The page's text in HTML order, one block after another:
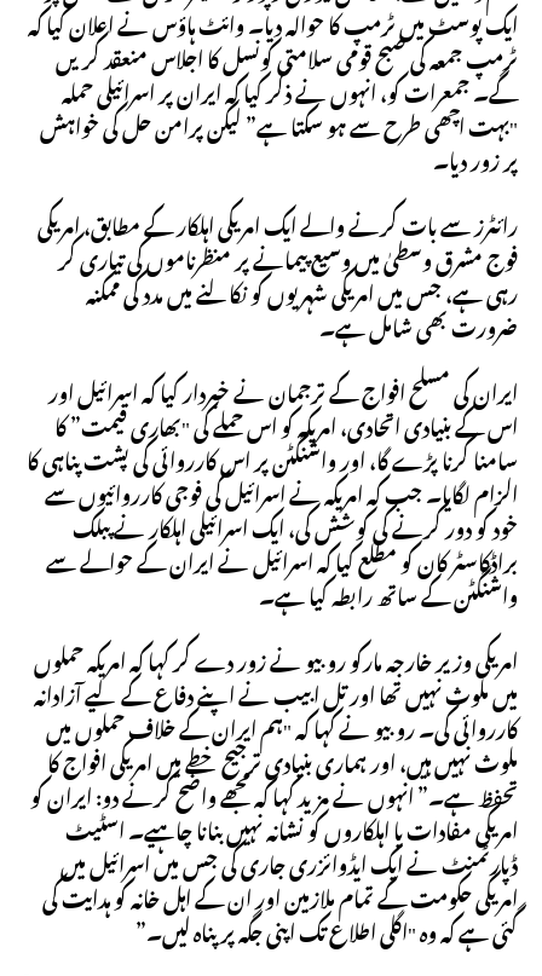
ایک پوسٹ میں ٹرمپ کا حوالہ دیا۔ وائٹ ہاؤس نے اعلان کیا کہ
ٹرمپ جمعہ کی صبح قومی سلامتی کونسل کا اجلاس منعقد کریں
گے۔ جمعرات کو، انہوں نے ذکر کیا کہ ایران پر اسرائیلی حملہ
"بہت اچھی طرح سے ہو سکتا ہے” لیکن پرامن حل کی خواہش
پر زور دیا۔
رائٹرز سے بات کرنے والے ایک امریکی اہلکار کے مطابق، امریکی
فوج مشرق وسطیٰ میں وسیع پیمانے پر منظرناموں کی تیاری کر
رہی ہے، جس میں امریکی شہریوں کو نکالنے میں مدد کی ممکنہ
ضرورت بھی شامل ہے۔
ایران کی مسلح افواج کے ترجمان نے خبردار کیا کہ اسرائیل اور
اس کے بنیادی اتحادی، امریکہ کو اس حملے کی "بھاری قیمت” کا
سامنا کرنا پڑے گا، اور واشنگٹن پر اس کارروائی کی پشت پناہی کا
الزام لگایا۔ جب کہ امریکہ نے اسرائیل کی فوجی کارروائیوں سے
خود کو دور کرنے کی کوشش کی، ایک اسرائیلی اہلکار نے پبلک
براڈکاسٹر کان کو مطلع کیا کہ اسرائیل نے ایران کے حوالے سے
واشنگٹن کے ساتھ رابطہ کیا ہے۔
امریکی وزیر خارجہ مارکو روبیو نے زور دے کر کہا کہ امریکہ حملوں
میں ملوث نہیں تھا اور تل ابیب نے اپنے دفاع کے لیے آزادانہ
کارروائی کی۔ روبیو نے کہا کہ "ہم ایران کے خلاف حملوں میں
ملوث نہیں ہیں، اور ہماری بنیادی ترجیح خطے میں امریکی افواج کا
تحفظ ہے۔” انہوں نے مزید کہا کہ مجھے واضح کرنے دو: ایران کو
امریکی مفادات یا اہلکاروں کو نشانہ نہیں بنانا چاہیے۔ اسٹیٹ
ڈپارٹمنٹ نے ایک ایڈوائزری جاری کی جس میں اسرائیل میں
امریکی حکومت کے تمام ملازمین اور ان کے اہل خانہ کو ہدایت کی
گئی ہے کہ وہ "اگلی اطلاع تک اپنی جگہ پر پناہ لیں۔”